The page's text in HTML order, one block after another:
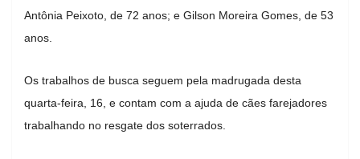
Antônia Peixoto, de 72 anos; e Gilson Moreira Gomes, de 53
anos.
Os trabalhos de busca seguem pela madrugada desta
quarta-feira, 16, e contam com a ajuda de cães farejadores
trabalhando no resgate dos soterrados.